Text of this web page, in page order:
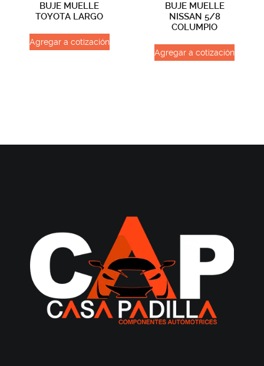
BUJE MUELLE
TOYOTA LARGO
Agregar a cotización
BUJE MUELLE
NISSAN 5/8
COLUMPIO
Agregar a cotización